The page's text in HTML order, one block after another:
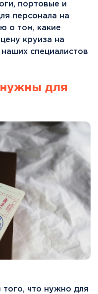
портовые и
персонала на
о том, какие
круиза на
специалистов
для
что нужно для